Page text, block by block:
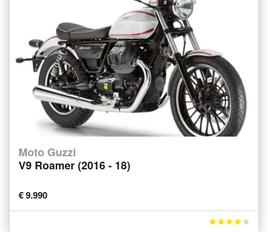
Moto Guzzi
V9 Roamer (2016 - 18)
€ 9.990